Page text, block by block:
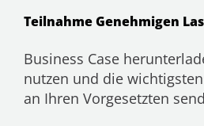
Teilnahme Genehmigen
Business Case
nutzen und die
an Ihren Vorgesetzten